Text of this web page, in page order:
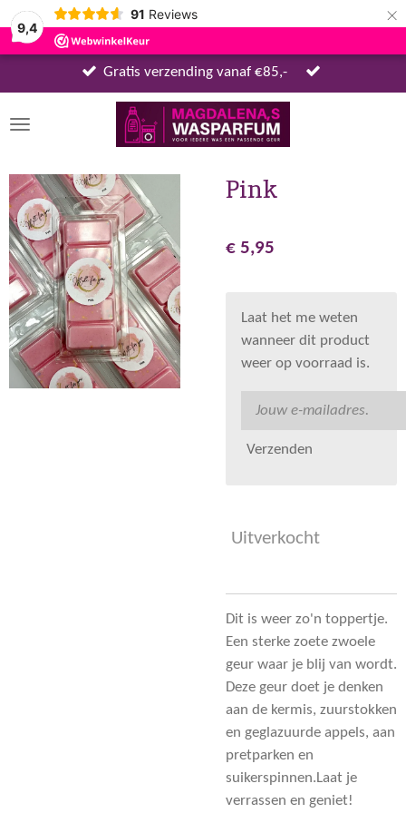
9,4
91 Reviews ×
Gratis verzending vanaf €85,-
Pink
€ 5,95
Laat het me weten
wanneer dit product
weer op voorraad is.
Verzenden
Uitverkocht
Dit is weer zo'n toppertje.
Een sterke zoete zwoele
geur waar je blij van wordt.
Deze geur doet je denken
aan de kermis, zuurstokken
en geglazuurde appels, aan
pretparken en
suikerspinnen.Laat je
verrassen en geniet!